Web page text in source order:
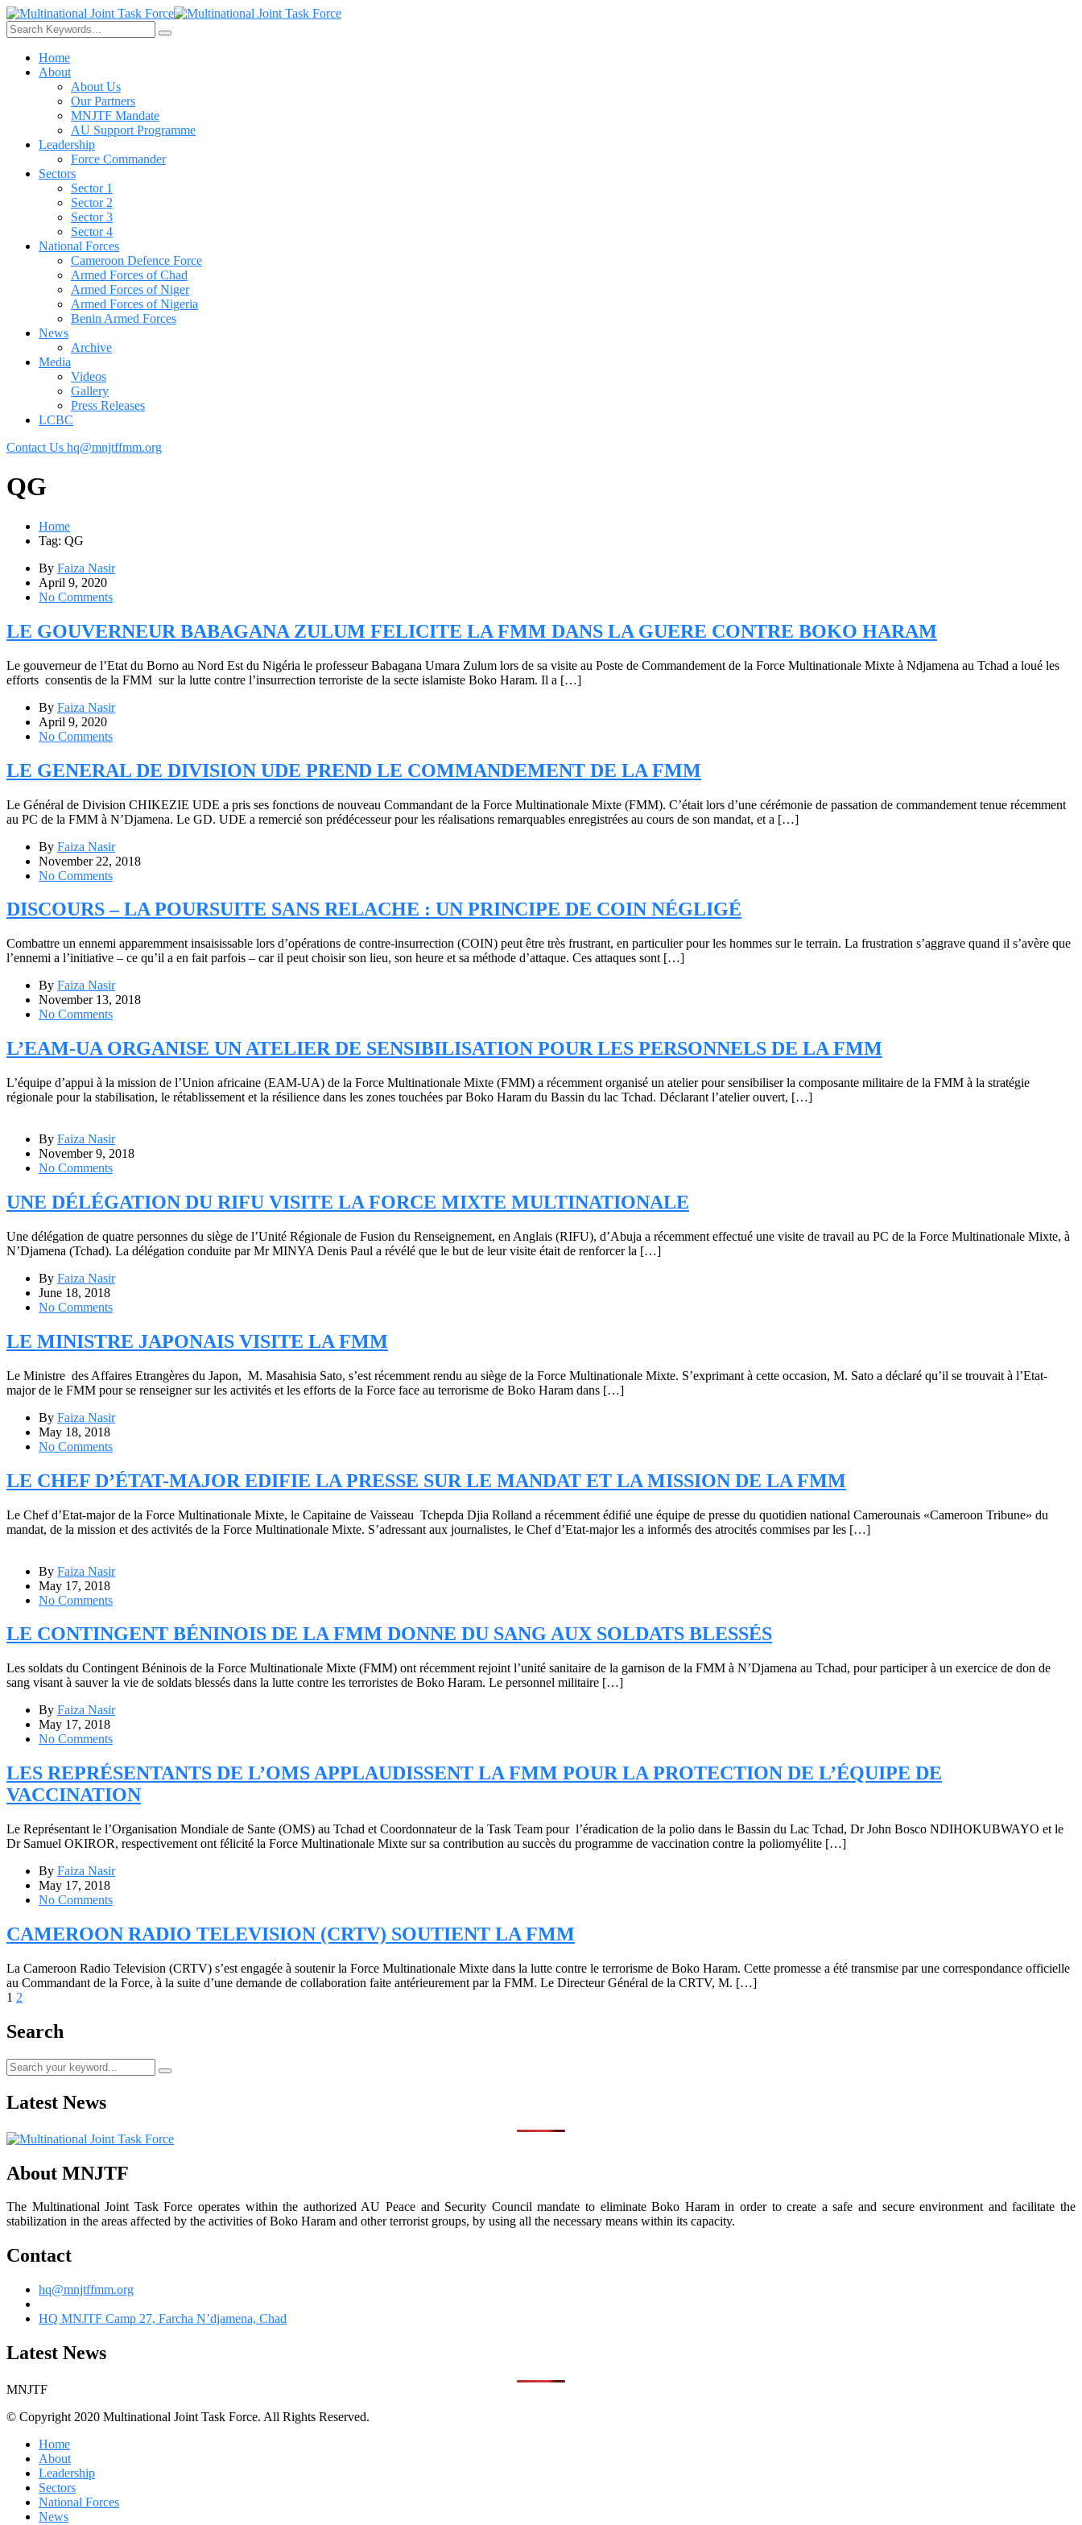
Home
About
About Us
Our Partners
MNJTF Mandate
AU Support Programme
Leadership
Force Commander
Sectors
Sector 1
Sector 2
Sector 3
Sector 4
National Forces
Cameroon Defence Force
Armed Forces of Chad
Armed Forces of Niger
Armed Forces of Nigeria
Benin Armed Forces
News
Archive
Media
Videos
Gallery
Press Releases
LCBC
Contact Us hq@mnjtffmm.org
QG
Home
Tag: QG
By Faiza Nasir
April 9, 2020
No Comments
LE GOUVERNEUR BABAGANA ZULUM FELICITE LA FMM DANS LA GUERE CONTRE BOKO HARAM
Le gouverneur de l’Etat du Borno au Nord Est du Nigéria le professeur Babagana Umara Zulum lors de sa visite au Poste de Commandement de la Force Multinationale Mixte à Ndjamena au Tchad a loué les
efforts consentis de la FMM sur la lutte contre l’insurrection terroriste de la secte islamiste Boko Haram. Il a […]
By Faiza Nasir
April 9, 2020
No Comments
LE GENERAL DE DIVISION UDE PREND LE COMMANDEMENT DE LA FMM
Le Général de Division CHIKEZIE UDE a pris ses fonctions de nouveau Commandant de la Force Multinationale Mixte (FMM). C’était lors d’une cérémonie de passation de commandement tenue récemment
au PC de la FMM à N’Djamena. Le GD. UDE a remercié son prédécesseur pour les réalisations remarquables enregistrées au cours de son mandat, et a […]
By Faiza Nasir
November 22, 2018
No Comments
DISCOURS – LA POURSUITE SANS RELACHE : UN PRINCIPE DE COIN NÉGLIGÉ
Combattre un ennemi apparemment insaisissable lors d’opérations de contre-insurrection (COIN) peut être très frustrant, en particulier pour les hommes sur le terrain. La frustration s’aggrave quand il s’avère que
l’ennemi a l’initiative – ce qu’il a en fait parfois – car il peut choisir son lieu, son heure et sa méthode d’attaque. Ces attaques sont […]
By Faiza Nasir
November 13, 2018
No Comments
L’EAM-UA ORGANISE UN ATELIER DE SENSIBILISATION POUR LES PERSONNELS DE LA FMM
L’équipe d’appui à la mission de l’Union africaine (EAM-UA) de la Force Multinationale Mixte (FMM) a récemment organisé un atelier pour sensibiliser la composante militaire de la FMM à la stratégie
régionale pour la stabilisation, le rétablissement et la résilience dans les zones touchées par Boko Haram du Bassin du lac Tchad. Déclarant l’atelier ouvert, […]
By Faiza Nasir
November 9, 2018
No Comments
UNE DÉLÉGATION DU RIFU VISITE LA FORCE MIXTE MULTINATIONALE
Une délégation de quatre personnes du siège de l’Unité Régionale de Fusion du Renseignement, en Anglais (RIFU), d’Abuja a récemment effectué une visite de travail au PC de la Force Multinationale Mixte, à
N’Djamena (Tchad). La délégation conduite par Mr MINYA Denis Paul a révélé que le but de leur visite était de renforcer la […]
By Faiza Nasir
June 18, 2018
No Comments
LE MINISTRE JAPONAIS VISITE LA FMM
Le Ministre des Affaires Etrangères du Japon, M. Masahisia Sato, s’est récemment rendu au siège de la Force Multinationale Mixte. S’exprimant à cette occasion, M. Sato a déclaré qu’il se trouvait à l’Etat-
major de le FMM pour se renseigner sur les activités et les efforts de la Force face au terrorisme de Boko Haram dans […]
By Faiza Nasir
May 18, 2018
No Comments
LE CHEF D’ÉTAT-MAJOR EDIFIE LA PRESSE SUR LE MANDAT ET LA MISSION DE LA FMM
Le Chef d’Etat-major de la Force Multinationale Mixte, le Capitaine de Vaisseau Tchepda Djia Rolland a récemment édifié une équipe de presse du quotidien national Camerounais «Cameroon Tribune» du
mandat, de la mission et des activités de la Force Multinationale Mixte. S’adressant aux journalistes, le Chef d’Etat-major les a informés des atrocités commises par les […]
By Faiza Nasir
May 17, 2018
No Comments
LE CONTINGENT BÉNINOIS DE LA FMM DONNE DU SANG AUX SOLDATS BLESSÉS
Les soldats du Contingent Béninois de la Force Multinationale Mixte (FMM) ont récemment rejoint l’unité sanitaire de la garnison de la FMM à N’Djamena au Tchad, pour participer à un exercice de don de
sang visant à sauver la vie de soldats blessés dans la lutte contre les terroristes de Boko Haram. Le personnel militaire […]
By Faiza Nasir
May 17, 2018
No Comments
LES REPRÉSENTANTS DE L’OMS APPLAUDISSENT LA FMM POUR LA PROTECTION DE L’ÉQUIPE DE
VACCINATION
Le Représentant le l’Organisation Mondiale de Sante (OMS) au Tchad et Coordonnateur de la Task Team pour l’éradication de la polio dans le Bassin du Lac Tchad, Dr John Bosco NDIHOKUBWAYO et le
Dr Samuel OKIROR, respectivement ont félicité la Force Multinationale Mixte sur sa contribution au succès du programme de vaccination contre la poliomyélite […]
By Faiza Nasir
May 17, 2018
No Comments
CAMEROON RADIO TELEVISION (CRTV) SOUTIENT LA FMM
La Cameroon Radio Television (CRTV) s’est engagée à soutenir la Force Multinationale Mixte dans la lutte contre le terrorisme de Boko Haram. Cette promesse a été transmise par une correspondance officielle
au Commandant de la Force, à la suite d’une demande de collaboration faite antérieurement par la FMM. Le Directeur Général de la CRTV, M. […]
1 2
Search
Latest News
About MNJTF
The Multinational Joint Task Force operates within the authorized AU Peace and Security Council mandate to eliminate Boko Haram in order to create a safe and secure environment and facilitate the
stabilization in the areas affected by the activities of Boko Haram and other terrorist groups, by using all the necessary means within its capacity.
Contact
hq@mnjtffmm.org
HQ MNJTF Camp 27, Farcha N’djamena, Chad
Latest News
MNJTF
© Copyright 2020 Multinational Joint Task Force. All Rights Reserved.
Home
About
Leadership
Sectors
National Forces
News